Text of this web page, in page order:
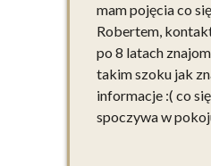
mam pojęcia co
Robertem,
po 8 latach
takim szoku jak
informacje :( co
spoczywa w